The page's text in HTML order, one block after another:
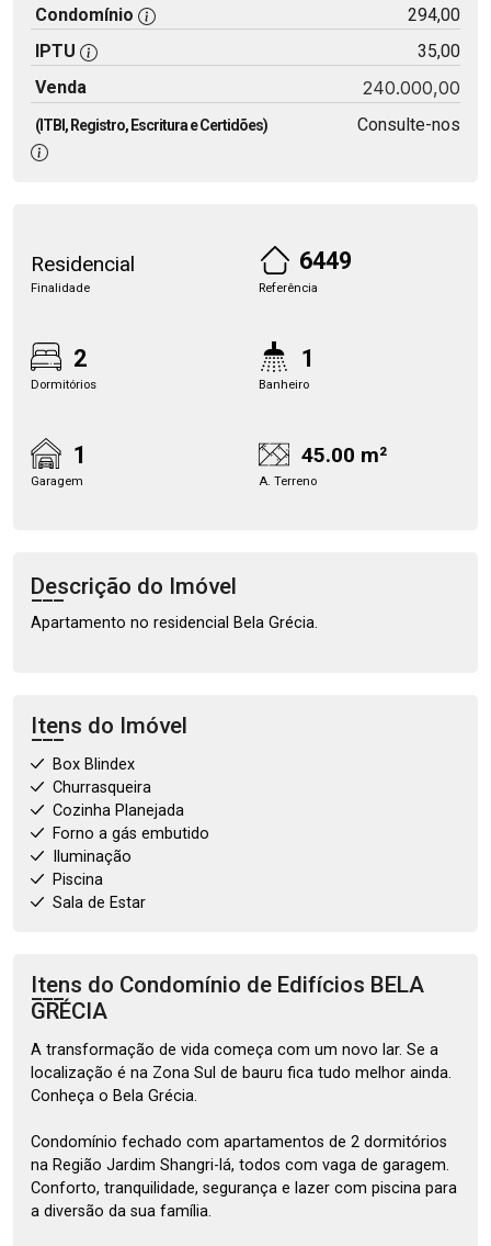
Condomínio
294,00
IPTU
35,00
Venda
240.000,00
(ITBI, Registro, Escritura e Certidões) Consulte-nos
Residencial
Finalidade
6449
Referência
2
Dormitórios
1
Banheiro
1
Garagem
45.00 m²
A. Terreno
Descrição do Imóvel
Apartamento no residencial Bela Grécia.
Itens do Imóvel
Box Blindex
Churrasqueira
Cozinha Planejada
Forno a gás embutido
Iluminação
Piscina
Sala de Estar
Itens do Condomínio de Edifícios BELA
GRÉCIA
A transformação de vida começa com um novo lar. Se a
localização é na Zona Sul de bauru fica tudo melhor ainda.
Conheça o Bela Grécia.
Condomínio fechado com apartamentos de 2 dormitórios
na Região Jardim Shangri-lá, todos com vaga de garagem.
Conforto, tranquilidade, segurança e lazer com piscina para
a diversão da sua família.